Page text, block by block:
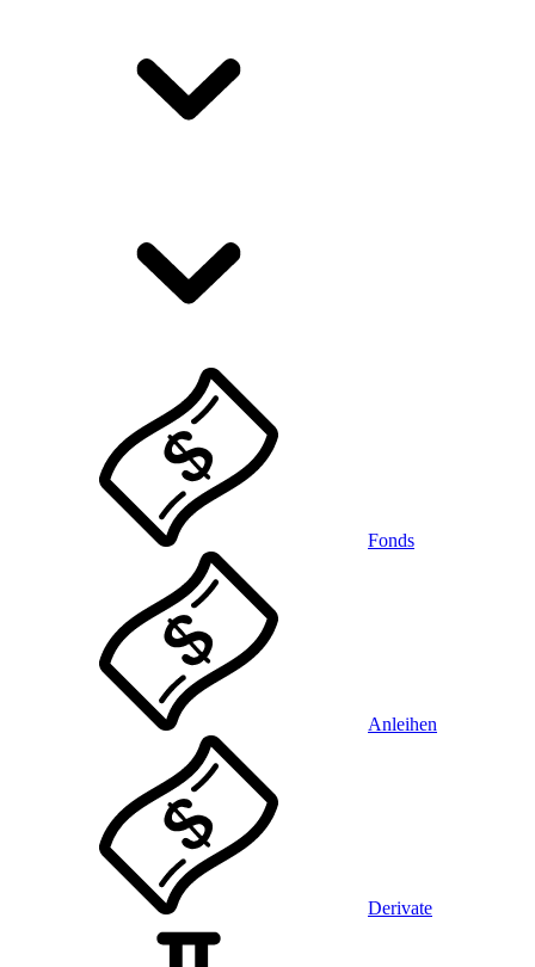
Fonds
Anleihen
Derivate